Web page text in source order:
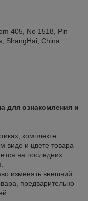
405, No 1518, Pin
ShangHai, China.
для ознакомления и
комплекте
виде и цвете товара
на последних
изменять внешний
предварительно